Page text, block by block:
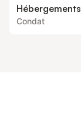
Hébergements
Condat